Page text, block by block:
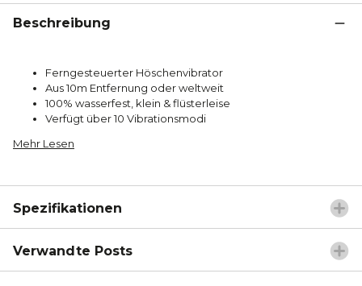
Beschreibung
Ferngesteuerter Höschenvibrator
Aus 10m Entfernung oder weltweit
100% wasserfest, klein & flüsterleise
Verfügt über 10 Vibrationsmodi
Mehr Lesen
Spezifikationen
Verwandte Posts